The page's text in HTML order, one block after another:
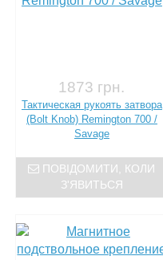
1873 грн.
Тактическая рукоять затвора
(Bolt Knob) Remington 700 /
Savage
ПОВІДОМИТИ, КОЛИ
З'ЯВИТЬСЯ